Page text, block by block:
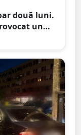
două luni.
un